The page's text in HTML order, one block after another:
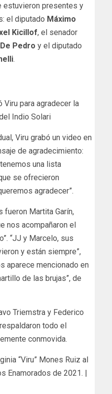
estuvieron presentes y
el diputado Máximo
Kicillof, el senador
Pedro y el diputado
.
Viru para agradecer la
Indio Solari
Viru grabó un video en
de agradecimiento:
una lista
se ofrecieron
agradecer”.
fueron Martita Garín,
nos acompañaron el
“JJ y Marcelo, sus
y están siempre”,
aparece mencionado en
de las brujas”, de
Triemstra y Federico
todo el
conmovida.